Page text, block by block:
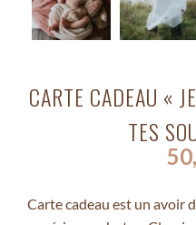
CARTE CADEAU «
TES
Carte cadeau est un avoir